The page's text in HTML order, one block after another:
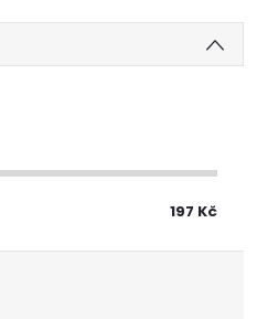
197 Kč